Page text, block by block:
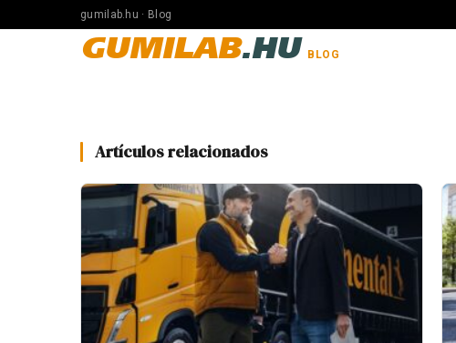
gumilab.hu · Blog
GUMILAB.HU BLOG
Artículos relacionados